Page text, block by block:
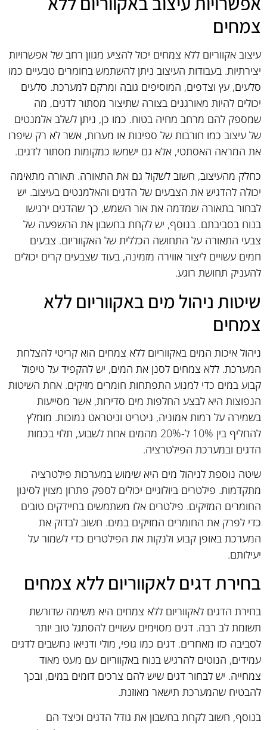
צמחים
עיצוב אקווריום ללא צמחים יכול להציע מגוון רחב של אפשרויות
יצירתיות. בעבודות העיצוב ניתן להשתמש בחומרים טבעיים כמו
סלעים, עץ וצדפים, המוסיפים גובה ומרקם למערכת. סלעים
יכולים להיות מאורגנים בצורה שתיצור מסתור לדגים, מה
שמספק להם מרחב מחיה בטוח. כמו כן, ניתן לשלב אלמנטים
של עיצוב כמו חורבות של ספינות או מערות, אשר לא רק שיפרו
את המראה האסתטי, אלא גם ישמשו כמקומות מסתור לדגים.
כחלק מהעיצוב, חשוב לשקול גם את התאורה. תאורה מתאימה
יכולה להדגיש את הצבעים של הדגים והאלמנטים בעיצוב. יש
לבחור בתאורה שמדמה את אור השמש, כך שהדגים ירגישו
בנוח בסביבתם. בנוסף, יש לקחת בחשבון את ההשפעה של
צבעי התאורה על התחושה הכללית של האקווריום. צבעים
חמים עשויים ליצור אווירה מזמינה, בעוד שצבעים קרים יכולים
להעניק תחושת רוגע.
שיטות ניהול מים באקווריום ללא
צמחים
ניהול איכות המים באקווריום ללא צמחים הוא קריטי להצלחת
המערכת. ללא צמחים לסנן את המים, יש להקפיד על טיפול
קבוע במים כדי למנוע התפתחות חומרים מזיקים. אחת השיטות
הנפוצות היא לבצע החלפות מים סדירות, אשר מסייעות
בשמירה על רמות אמוניה, ניטריט וניטראט נמוכות. מומלץ
להחליף בין 10% ל-20% מהמים אחת לשבוע, תלוי בכמות
הדגים ובמערכת הפילטרציה.
שיטה נוספת לניהול מים היא שימוש במערכות פילטרציה
מתקדמות. פילטרים ביולוגיים יכולים לספק פתרון מצוין לסינון
החומרים המזיקים. פילטרים אלו משתמשים בחיידקים טובים
כדי לפרק את החומרים המזיקים במים. חשוב לבדוק את
המערכת באופן קבוע ולנקות את הפילטרים כדי לשמור על
יעילותם.
בחירת דגים לאקווריום ללא צמחים
בחירת הדגים לאקווריום ללא צמחים היא משימה שדורשת
תשומת לב רבה. דגים מסוימים עשויים להסתגל טוב יותר
לסביבה כזו מאחרים. דגים כמו גופי, מולי ודניאו נחשבים לדגים
עמידים, הנוטים להרגיש בנוח באקווריום עם מעט מאוד
צמחייה. יש לבחור דגים שיש להם צרכים דומים במים, ובכך
להבטיח שהמערכת תישאר מאוזנת.
בנוסף, חשוב לקחת בחשבון את גודל הדגים וכיצד הם